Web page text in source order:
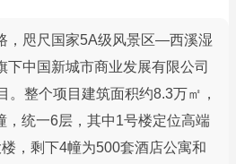
，咫尺国家5A级风景区—西溪湿
下中国新城市商业发展有限公司
。整个项目建筑面积约8.3万㎡，
，统一6层，其中1号楼定位高端
，剩下4幢为500套酒店公寓和